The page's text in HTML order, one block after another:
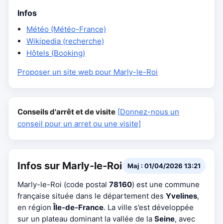
Infos
Météo (Météo-France)
Wikipedia (recherche)
Hôtels (Booking)
Proposer un site web pour Marly-le-Roi
Conseils d'arrêt et de visite [Donnez-nous un
conseil pour un arret ou une visite]
Infos sur Marly-le-Roi Maj : 01/04/2026 13:21
Marly-le-Roi (code postal 78160) est une commune
française située dans le département des Yvelines,
en régionÎle-de-France. La ville s’est développée
sur un plateau dominant la vallée de la Seine, avec